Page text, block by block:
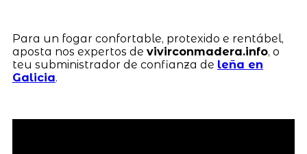
Para un fogar confortable, protexido e rentábel,
aposta nos expertos de vivirconmadera.info, o
teu subministrador de confianza de leña en
Galicia.